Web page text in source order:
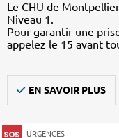
Le CHU de
Niveau 1.
Pour garantir une
appelez le 15 avant
EN SAVOIR PLUS
URGENCES